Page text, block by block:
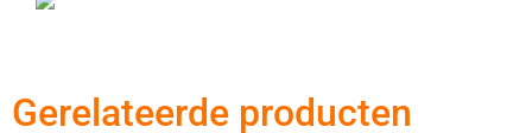
Gerelateerde producten